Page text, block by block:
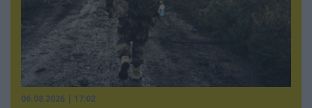
06.08.2026 | 17:02